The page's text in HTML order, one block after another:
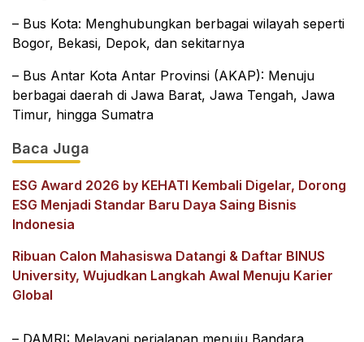
– Bus Kota: Menghubungkan berbagai wilayah seperti
Bogor, Bekasi, Depok, dan sekitarnya
– Bus Antar Kota Antar Provinsi (AKAP): Menuju
berbagai daerah di Jawa Barat, Jawa Tengah, Jawa
Timur, hingga Sumatra
Baca Juga
ESG Award 2026 by KEHATI Kembali Digelar, Dorong
ESG Menjadi Standar Baru Daya Saing Bisnis
Indonesia
Ribuan Calon Mahasiswa Datangi & Daftar BINUS
University, Wujudkan Langkah Awal Menuju Karier
Global
– DAMRI: Melayani perjalanan menuju Bandara